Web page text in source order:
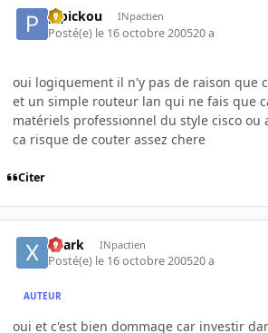
pipickou INpactien
Posté(e) le 16 octobre 200520 a
oui logiquement il n'y pas de raison que
et un simple routeur lan qui ne fais que
matériels professionnel du style cisco ou
ca risque de couter assez chere
Citer
xhark INpactien
Posté(e) le 16 octobre 200520 a
AUTEUR
oui et c'est bien dommage car investir